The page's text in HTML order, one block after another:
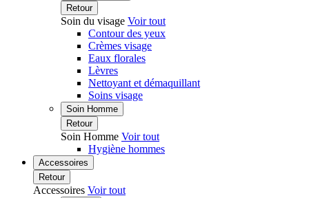
Retour
Soin du visage Voir tout
Contour des yeux
Crèmes visage
Eaux florales
Lèvres
Nettoyant et démaquillant
Soins visage
Soin Homme
Retour
Soin Homme Voir tout
Hygiène hommes
Accessoires
Retour
Accessoires Voir tout